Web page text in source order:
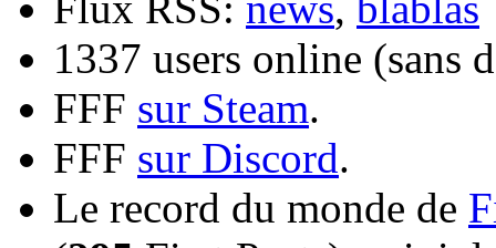
1337 users online (sans
FFF sur Steam.
FFF sur Discord.
Le record du monde de